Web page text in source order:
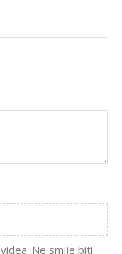
Ne smije biti